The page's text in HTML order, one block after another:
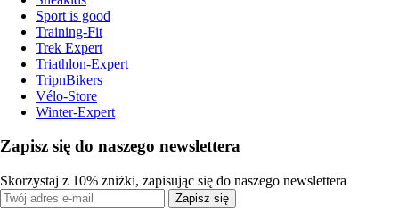
Sport is good
Training-Fit
Trek Expert
Triathlon-Expert
TripnBikers
Vélo-Store
Winter-Expert
Zapisz się do naszego newslettera
Skorzystaj z 10% zniżki, zapisując się do naszego newslettera
Zapisz się